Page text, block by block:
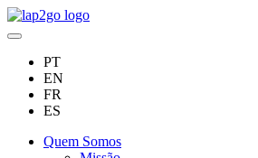
PT
EN
FR
ES
Quem Somos